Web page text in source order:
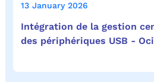
13 January 2026
Intégration de la gestion
des périphériques USB -